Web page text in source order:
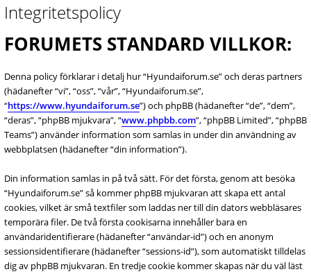
Integritetspolicy
FORUMETS STANDARD VILLKOR:
Denna policy förklarar i detalj hur “Hyundaiforum.se” och deras partners
(hädanefter “vi”, “oss”, “vår”, “Hyundaiforum.se”,
“https://www.hyundaiforum.se”) och phpBB (hädanefter “de”, “dem”,
“deras”, “phpBB mjukvara”, “www.phpbb.com”, “phpBB Limited”, “phpBB
Teams”) använder information som samlas in under din användning av
webbplatsen (hädanefter “din information”).
Din information samlas in på två sätt. För det första, genom att besöka
“Hyundaiforum.se” så kommer phpBB mjukvaran att skapa ett antal
cookies, vilket är små textfiler som laddas ner till din dators webbläsares
temporära filer. De två första cookisarna innehåller bara en
användaridentifierare (hädanefter “användar-id”) och en anonym
sessionsidentifierare (hädanefter “sessions-id”), som automatiskt tilldelas
dig av phpBB mjukvaran. En tredje cookie kommer skapas när du väl läst